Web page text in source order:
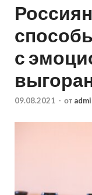
с
09.08.2021 - от